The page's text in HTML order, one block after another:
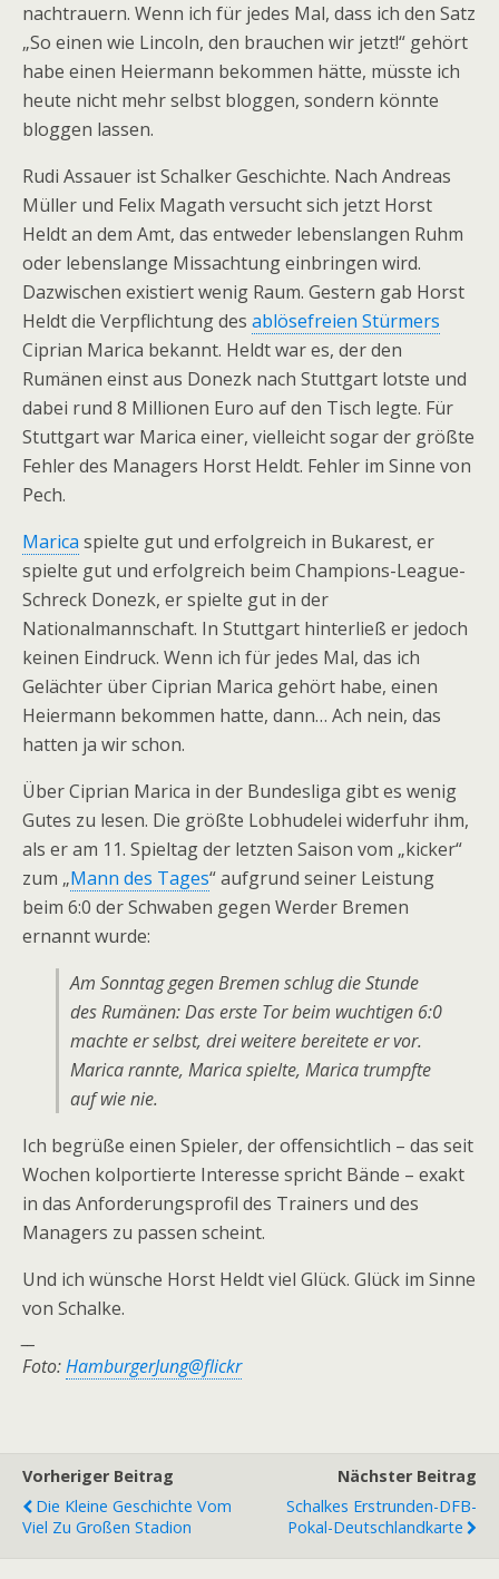
nachtrauern. Wenn ich für jedes Mal, dass ich den Satz
„So einen wie Lincoln, den brauchen wir jetzt!“ gehört
habe einen Heiermann bekommen hätte, müsste ich
heute nicht mehr selbst bloggen, sondern könnte
bloggen lassen.
Rudi Assauer ist Schalker Geschichte. Nach Andreas
Müller und Felix Magath versucht sich jetzt Horst
Heldt an dem Amt, das entweder lebenslangen Ruhm
oder lebenslange Missachtung einbringen wird.
Dazwischen existiert wenig Raum. Gestern gab Horst
Heldt die Verpflichtung des ablösefreien Stürmers
Ciprian Marica bekannt. Heldt war es, der den
Rumänen einst aus Donezk nach Stuttgart lotste und
dabei rund 8 Millionen Euro auf den Tisch legte. Für
Stuttgart war Marica einer, vielleicht sogar der größte
Fehler des Managers Horst Heldt. Fehler im Sinne von
Pech.
Marica spielte gut und erfolgreich in Bukarest, er
spielte gut und erfolgreich beim Champions-League-
Schreck Donezk, er spielte gut in der
Nationalmannschaft. In Stuttgart hinterließ er jedoch
keinen Eindruck. Wenn ich für jedes Mal, das ich
Gelächter über Ciprian Marica gehört habe, einen
Heiermann bekommen hatte, dann… Ach nein, das
hatten ja wir schon.
Über Ciprian Marica in der Bundesliga gibt es wenig
Gutes zu lesen. Die größte Lobhudelei widerfuhr ihm,
als er am 11. Spieltag der letzten Saison vom „kicker“
zum „Mann des Tages“ aufgrund seiner Leistung
beim 6:0 der Schwaben gegen Werder Bremen
ernannt wurde:
Am Sonntag gegen Bremen schlug die Stunde
des Rumänen: Das erste Tor beim wuchtigen 6:0
machte er selbst, drei weitere bereitete er vor.
Marica rannte, Marica spielte, Marica trumpfte
auf wie nie.
Ich begrüße einen Spieler, der offensichtlich – das seit
Wochen kolportierte Interesse spricht Bände – exakt
in das Anforderungsprofil des Trainers und des
Managers zu passen scheint.
Und ich wünsche Horst Heldt viel Glück. Glück im Sinne
von Schalke.
Foto:HamburgerJung@flickr
Vorheriger Beitrag
Die Kleine Geschichte Vom
Viel Zu Großen Stadion
Nächster Beitrag
Schalkes Erstrunden-DFB-
Pokal-Deutschlandkarte